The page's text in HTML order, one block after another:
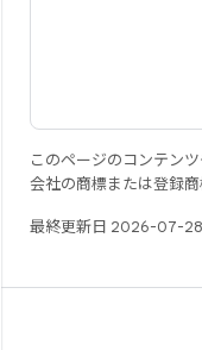
このページのコンテン
会社の商標または登録商
最終更新日 2026-07-28